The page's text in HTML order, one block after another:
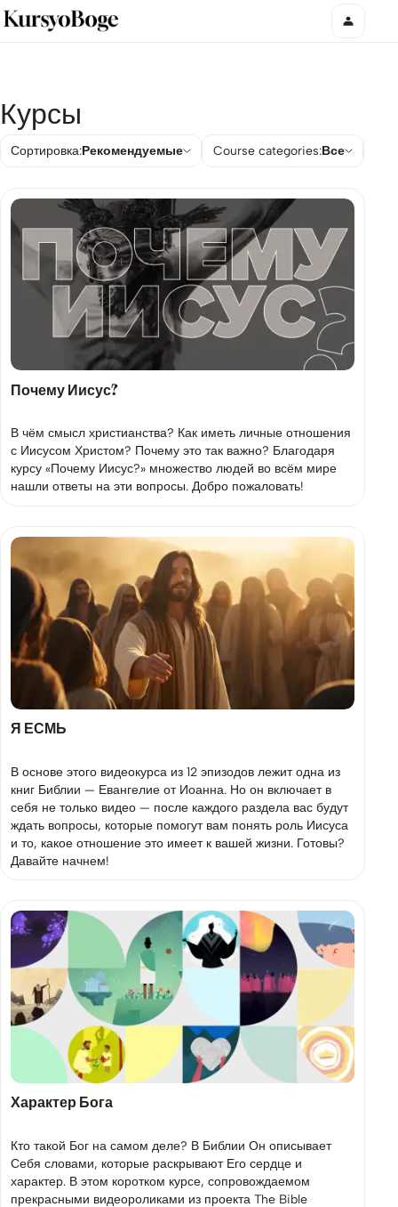
Курсы
Сортировка:Рекомендуемые Course categories:Все
Почему Иисус?
В чём смысл христианства? Как иметь личные отношения
с Иисусом Христом? Почему это так важно? Благодаря
курсу «Почему Иисус?» множество людей во всём мире
нашли ответы на эти вопросы. Добро пожаловать!
Я ЕСМЬ
В основе этого видеокурса из 12 эпизодов лежит одна из
книг Библии — Евангелие от Иоанна. Но он включает в
себя не только видео — после каждого раздела вас будут
ждать вопросы, которые помогут вам понять роль Иисуса
и то, какое отношение это имеет к вашей жизни. Готовы?
Давайте начнем!
Характер Бога
Кто такой Бог на самом деле? В Библии Он описывает
Себя словами, которые раскрывают Его сердце и
характер. В этом коротком курсе, сопровождаемом
прекрасными видеороликами из проекта The Bible